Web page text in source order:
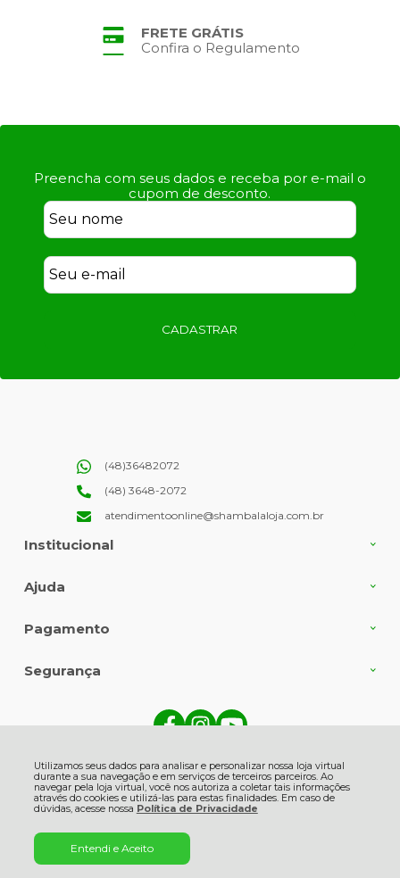
Utilizamos seus dados para analisar e personalizar nossa loja virtual
durante a sua navegação e em serviços de terceiros parceiros. Ao
navegar pela loja virtual, você nos autoriza a coletar tais informações
através do cookies e utilizá-las para estas finalidades. Em caso de
dúvidas, acesse nossa Política de Privacidade
Entendi e Aceito
FRETE GRÁTIS
Confira o Regulamento
Preencha com seus dados e receba por e-mail o
cupom de desconto.
CADASTRAR
Institucional
Ajuda
(48)36482072
(48) 3648-2072
atendimentoonline@shambalaloja.com.br
Pagamento
Segurança
Grasso - 513 - Centro - 88735-000 - Gravatal - SC
CNPJ: 82.863.416/0001-06 | © Todos os direitos reservados - Shambala
Naturais - 2026